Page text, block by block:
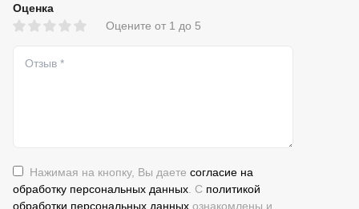
Оценка
Оцените от 1 до 5
Нажимая на кнопку, Вы даете согласие на
обработку персональных данных . С политикой
обработки персональных данных ознакомлены и